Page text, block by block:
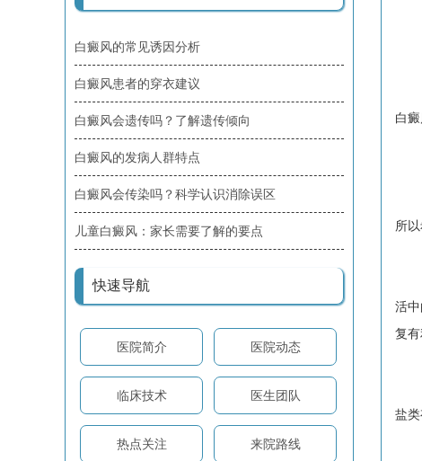
白癜风的常见诱因分析
白癜风患者的穿衣建议
白癜风会遗传吗？了解遗传倾向
白癜风的发病人群特点
白癜风会传染吗？科学认识消除误区
儿童白癜风：家长需要了解的要点
快速导航
医院简介 医院动态
临床技术 医生团队
热点关注 来院路线
白
所
活
复有
盐类